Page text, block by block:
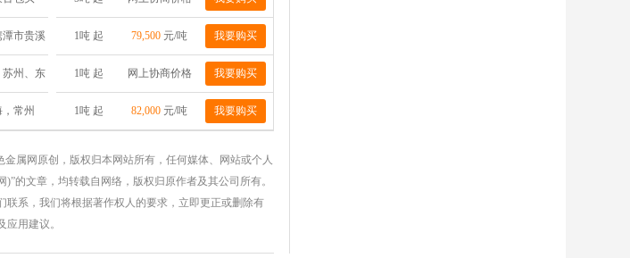
潭市贵溪
业循环经
基地
1吨 起 79,500 元/吨 我要购买
苏州、东
深圳
1吨 起 网上协商价格 我要购买
常州 1吨 起 82,000 元/吨 我要购买
金属网原创，版权归本网站所有，任何媒体、网站或个人
的文章，均转载自网络，版权归原作者及其公司所有。
系，我们将根据著作权人的要求，立即更正或删除有
用建议。